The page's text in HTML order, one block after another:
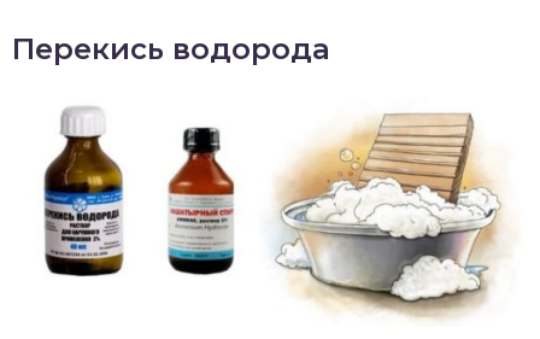
Перекись водорода